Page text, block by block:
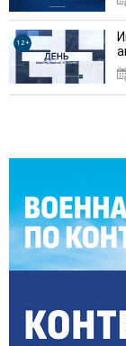
12+